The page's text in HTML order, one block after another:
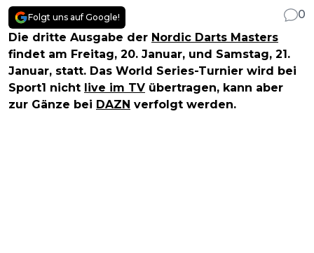
Folgt uns auf Google!
0
Die dritte Ausgabe der Nordic Darts Masters
findet am Freitag, 20. Januar, und Samstag, 21.
Januar, statt. Das World Series-Turnier wird bei
Sport1 nicht live im TV übertragen, kann aber
zur Gänze bei DAZN verfolgt werden.